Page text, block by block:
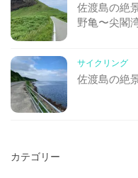
佐渡島の絶
野亀〜尖閣
サイクリング
佐渡島の絶
カテゴリー